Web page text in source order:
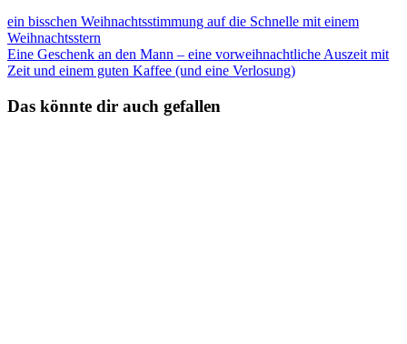
ein bisschen Weihnachtsstimmung auf die Schnelle mit einem
Weihnachtsstern
Eine Geschenk an den Mann – eine vorweihnachtliche Auszeit mit
Zeit und einem guten Kaffee (und eine Verlosung)
Das könnte dir auch gefallen